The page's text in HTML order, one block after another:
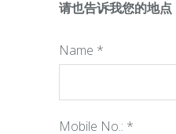
请也告诉我您的地
Name *
Mobile No.: *